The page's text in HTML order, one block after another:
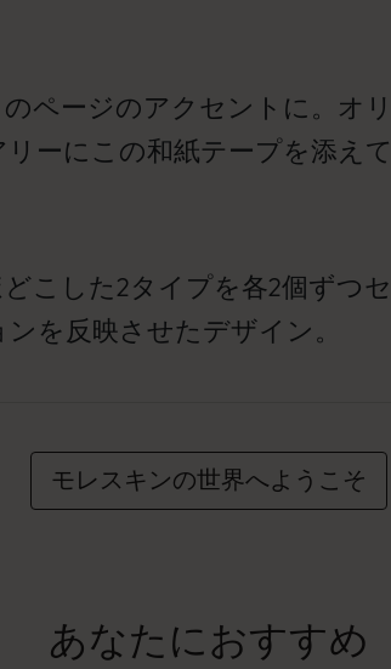
ページのアクセントに。オ
ーにこの和紙テープを添え
こした2タイプを各2個ずつセ
を反映させたデザイン。
モレスキンの世界へようこそ
あなたにおすすめ